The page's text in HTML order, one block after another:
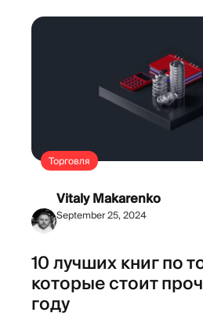
Торговля
Vitaly Makarenko
September 25, 2024
10 лучших книг по
которые стоит
году